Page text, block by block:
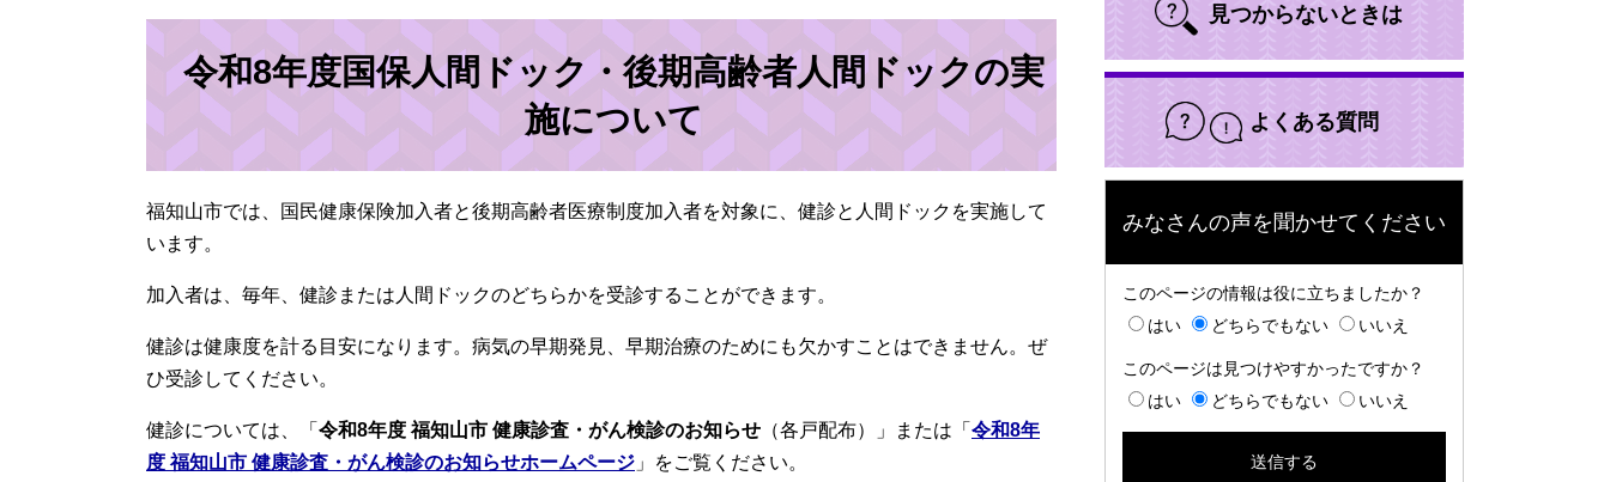
令和8年度国保人間ドック・後期高齢者人間ドックの実
施について
福知山市では、国民健康保険加入者と後期高齢者医療制度加入者を対象に、健診と人間ドックを実施して
います。
加入者は、毎年、健診または人間ドックのどちらかを受診することができます。
健診は健康度を計る目安になります。病気の早期発見、早期治療のためにも欠かすことはできません。ぜ
ひ受診してください。
健診については、「 令和8年度 福知山市 健康診査・がん検診のお知らせ （各戸配布）」または「 令和8年
度 福知山市 健康診査・がん検診のお知らせホームページ 」をご覧ください。
見つからないときは
よくある質問
みなさんの声を聞かせてください
このページの情報は役に立ちましたか？
はい
どちらでもない いいえ
このページは見つけやすかったですか？
はい
どちらでもない いいえ